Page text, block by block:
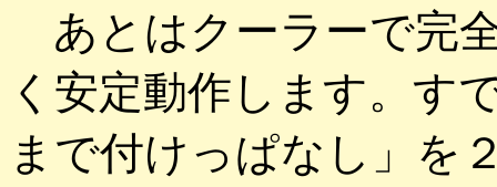
あとはクーラーで完
く安定動作します。す
まで付けっぱなし」を